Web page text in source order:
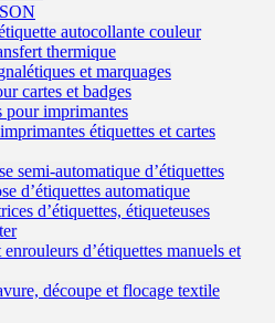
autocollante couleur
thermique
et marquages
cartes et badges
pour imprimantes
étiquettes et cartes
semi-automatique d’étiquettes
d’étiquettes automatique
d’étiquettes, étiqueteuses
d’étiquettes manuels et
découpe et flocage textile